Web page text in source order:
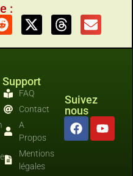
:
Support
FAQ
Contact
A
Propos
Mentions
légales
Suivez
nous